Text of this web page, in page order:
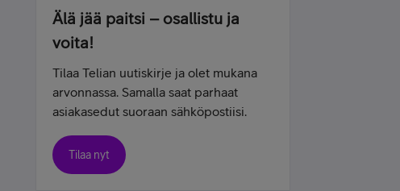
Älä jää paitsi – osallistu ja
voita!
Tilaa Telian uutiskirje ja olet mukana
arvonnassa. Samalla saat parhaat
asiakasedut suoraan sähköpostiisi.
Tilaa nyt